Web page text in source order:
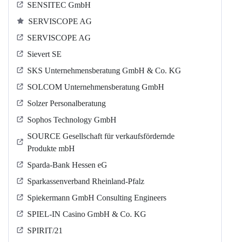
SENSITEC GmbH
SERVISCOPE AG
SERVISCOPE AG
Sievert SE
SKS Unternehmensberatung GmbH & Co. KG
SOLCOM Unternehmensberatung GmbH
Solzer Personalberatung
Sophos Technology GmbH
SOURCE Gesellschaft für verkaufsfördernde
Produkte mbH
Sparda-Bank Hessen eG
Sparkassenverband Rheinland-Pfalz
Spiekermann GmbH Consulting Engineers
SPIEL-IN Casino GmbH & Co. KG
SPIRIT/21